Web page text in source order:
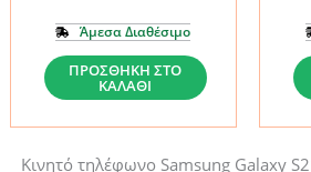
Άμεσα Διαθέσιμο
Θήκη
Samsung
Galaxy
S21
ΠΡΟΣΘΉΚΗ ΣΤΟ
ΚΑΛΆΘΙ
Κινητό τηλέφωνο Samsung Galaxy